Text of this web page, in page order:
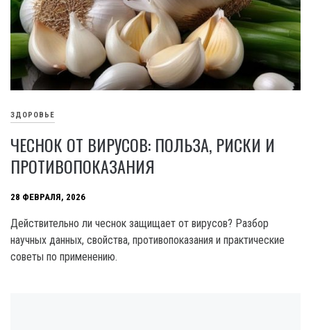
ЗДОРОВЬЕ
ЧЕСНОК ОТ ВИРУСОВ: ПОЛЬЗА, РИСКИ И
ПРОТИВОПОКАЗАНИЯ
28 ФЕВРАЛЯ, 2026
Действительно ли чеснок защищает от вирусов? Разбор
научных данных, свойства, противопоказания и практические
советы по применению.